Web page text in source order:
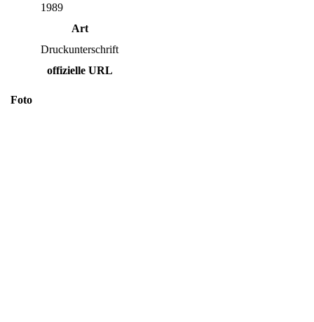
1989
Art
Druckunterschrift
offizielle URL
Foto